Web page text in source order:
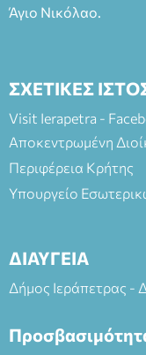
Άγιο Νικόλαο.
ΣΧΕΤΙΚΕΣ
Visit Ierapetra -
Αποκεντρωμένη
Περιφέρεια Κρήτης
Υπουργείο
ΔΙΑΥΓΕΙΑ
Δήμος Ιεράπετρας -